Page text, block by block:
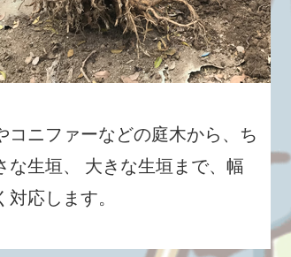
コニファーなどの庭木から、ち
な生垣、 大きな生垣まで、幅
対応します。